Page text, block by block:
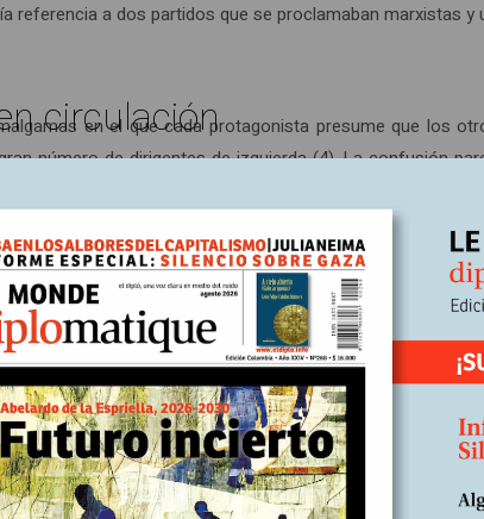
referencia a dos partidos que se proclamaban marxistas
en el que cada protagonista presume que los
número de dirigentes de izquierda (4). La confusión
la política de François Hollande es la misma que la de
del gobierno el pasado mes de agosto. Tanto
de ellos cuestiona los grandes parámetros
o Italia, no aclararía finalmente la situación? Uno de los
del omelette para que la gente razonable pueda
“moderados y reformistas de ambos bandos”, su
de fondo” (7).
circulación